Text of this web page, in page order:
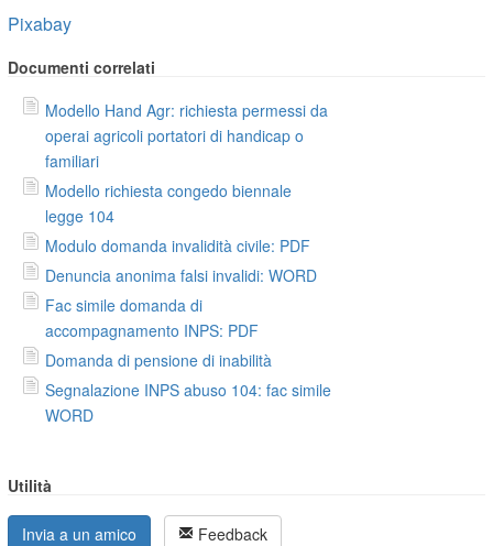
Pixabay
Documenti correlati
Modello Hand Agr: richiesta permessi da
operai agricoli portatori di handicap o
familiari
Modello richiesta congedo biennale
legge 104
Modulo domanda invalidità civile: PDF
Denuncia anonima falsi invalidi: WORD
Fac simile domanda di
accompagnamento INPS: PDF
Domanda di pensione di inabilità
Segnalazione INPS abuso 104: fac simile
WORD
Utilità
Invia a un amico Feedback